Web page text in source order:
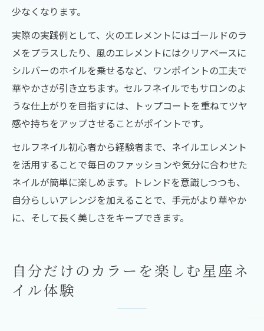
少なくなります。
実際の実践例として、火のエレメントにはゴールドのラ
メをプラスしたり、風のエレメントにはクリアベースに
シルバーのホイルを乗せるなど、ワンポイントの工夫で
華やかさが引き立ちます。セルフネイルでもサロンのよ
うな仕上がりを目指すには、トップコートを重ねてツヤ
感や持ちをアップさせることがポイントです。
セルフネイル初心者から経験者まで、ネイルエレメント
を活用することで毎日のファッションや気分に合わせた
ネイルが簡単に楽しめます。トレンドを意識しつつも、
自分らしいアレンジを加えることで、手元がより華やか
に、そして長く美しさをキープできます。
自分だけのカラーを楽しむ星座ネ
イル体験